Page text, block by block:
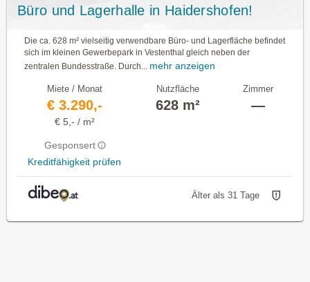
Büro und Lagerhalle in Haidershofen!
Die ca. 628 m² vielseitig verwendbare Büro- und Lagerfläche befindet
sich im kleinen Gewerbepark in Vestenthal gleich neben der
zentralen Bundesstraße. Durch...
mehr anzeigen
Miete / Monat
€ 3.290,-
€ 5,- / m²
Gesponsert
Kreditfähigkeit prüfen
Nutzfläche
628 m²
Zimmer
—
Älter als 31 Tage